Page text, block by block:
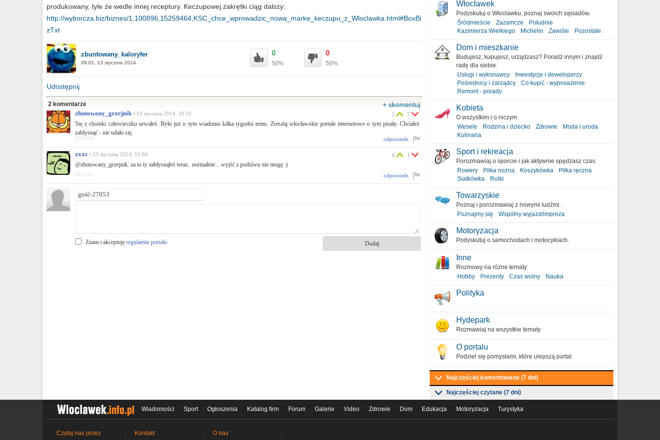
produkowany, tyle że wedle innej receptury. Keczupowej zakrętki ciąg dalszy:
http://wyborcza.biz/biznes/1,100896,15259464,KSC_chce_wprowadzic_nowa_marke_keczupu_z_Wloclawka.html#BoxBi
zTxt
zbuntowany_kaloryfer
09:01, 13 stycznia 2014
0
50%
0
50%
Udostępnij
2 komentarze + skomentuj
zbutowany_grzejnik • 13 stycznia 2014, 10:10
Się z choinki człowieczku urwałeś. Było już o tym wiadomo kilka tygodni temu. Zresztą włocławskie portale internetowe o tym pisały. Chciałeś
zabłysnąć - nie udało się.
2 7
odpowiedz
ID:59286
zxxc • 13 stycznia 2014, 15:04
@zbutowany_grzejnik: za to ty zabłysnąłeś teraz.. normalnie... wyjść z podziwu nie mogę :)
6 1
odpowiedz
ID:59293
Znam i akceptuję regulamin portalu
Włocławek
Podyskutuj o Włocławku, poznaj swoich sąsiadów.
Śródmieście
Zazamcze
Południe
Kazimierza Wielkiego
Michelin Zawiśle Pozostałe
Dom i mieszkanie
Budujesz, kupujesz, urządzasz? Poradź innym i znajdź
radę dla siebie.
Usługi i wykonawcy
Inwestycje i deweloperzy
Pośrednicy i zarządcy
Co kupić - wyposażenie
Remont - porady
Kobieta
O wszystkim i o niczym.
Wesele
Rodzina i dziecko Zdrowie
Moda i uroda
Kulinaria
Sport i rekreacja
Porozmawiaj o sporcie i jak aktywnie spędzasz czas.
Rowery
Piłka nożna Koszykówka
Piłka ręczna
Siatkówka
Rolki
Towarzyskie
Poznaj i porozmawiaj z nowymi ludźmi.
Poznajmy się
Wspólny wyjazd/impreza
Motoryzacja
Podyskutuj o samochodach i motocyklach.
Inne
Rozmowy na różne tematy
Hobby
Prezenty Czas wolny Nauka
Polityka
Hydepark
Rozmawiaj na wszystkie tematy
O portalu
Podziel się pomysłami, które ulepszą portal.
Najczęściej komentowane (7 dni)
Najczęściej czytane (7 dni)
Wiadomości Sport Ogłoszenia Katalog firm Forum Galerie Video Zdrowie Dom Edukacja Motoryzacja Turystyka
Czytaj nas przez Kontakt O nas